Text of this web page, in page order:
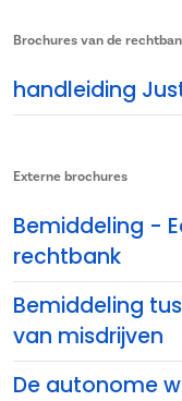
Brochures van de
handleiding
Externe brochures
Bemiddeling -
rechtbank
Bemiddeling
van misdrijven
De autonome